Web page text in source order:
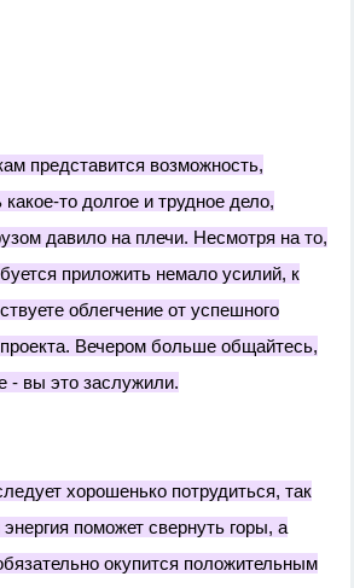
представится возможность,
то долгое и трудное дело,
давило на плечи. Несмотря на то,
приложить немало усилий, к
облегчение от успешного
Вечером больше общайтесь,
- вы это заслужили.
хорошенько потрудиться, так
поможет свернуть горы, а
окупится положительным